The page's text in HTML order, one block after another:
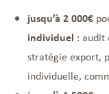
jusqu’à 2 000€
individuel : audit
stratégie export,
individuelle,